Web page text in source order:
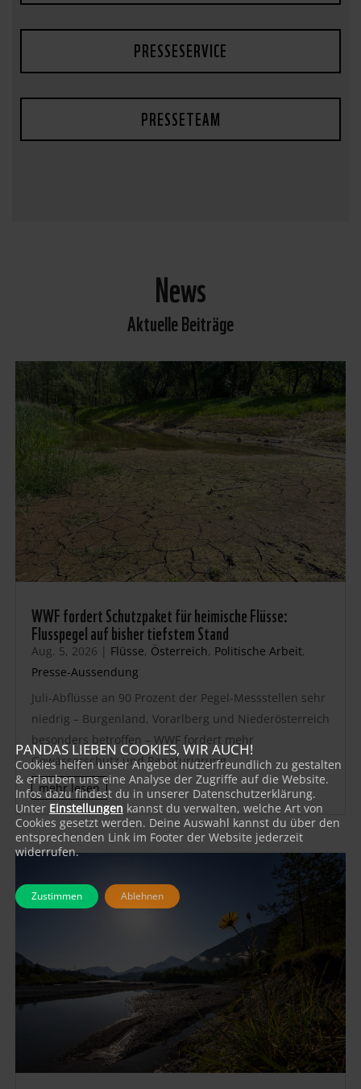
PRESSESERVICE
PRESSETEAM
News
Aktuelle Beiträge
WWF fordert Schutzpaket für heimische Flüsse:
Flusspegel auf bisher tiefstem Stand
Aug. 5, 2026 | Flüsse, Österreich, Politische Arbeit,
Presse-Aussendung
Juli-Abflüsse an 90 Prozent der Pegel-Messstellen sehr
niedrig – Burgenland, Vorarlberg und Niederösterreich
besonders betroffen – WWF fordert mehr
Gewässerschutz und Renaturierung
mehr lesen
PANDAS LIEBEN COOKIES, WIR AUCH!
Cookies helfen unser Angebot nutzerfreundlich zu gestalten
& erlauben uns eine Analyse der Zugriffe auf die Website.
Infos dazu findest du in unserer Datenschutzerklärung.
Unter Einstellungen kannst du verwalten, welche Art von
Cookies gesetzt werden. Deine Auswahl kannst du über den
entsprechenden Link im Footer der Website jederzeit
widerrufen.
Zustimmen Ablehnen